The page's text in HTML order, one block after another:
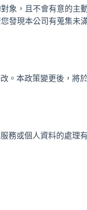
象，且不會有意的主
發現本公司有蒐集未
。本政策變更後，將
務或個人資料的處理